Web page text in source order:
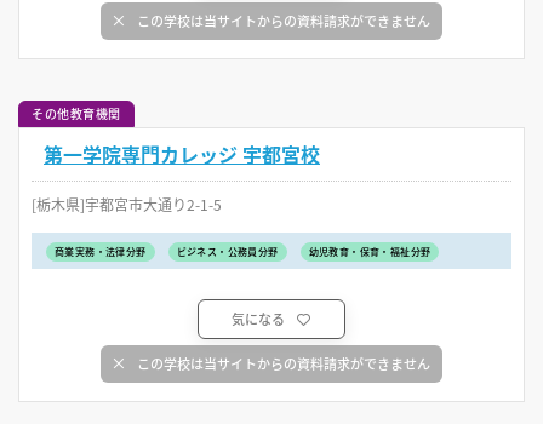
この学校は当サイトからの資料請求ができません
その他教育機関
第一学院専門カレッジ 宇都宮校
[栃木県]宇都宮市大通り2-1-5
商業実務・法律分野 ビジネス・公務員分野 幼児教育・保育・福祉分野
気になる
この学校は当サイトからの資料請求ができません